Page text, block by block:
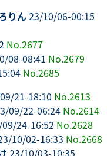
りん23/10/06-00:15
No.2677
08-08:41 No.2679
No.2685
21-18:10 No.2613
09/22-06:24 No.2614
24-16:52 No.2628
10/02-16:33 No.2668
23/10/03-10:35